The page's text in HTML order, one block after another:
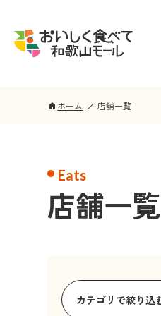
home ホーム 店舗一覧
Eats
店舗一覧